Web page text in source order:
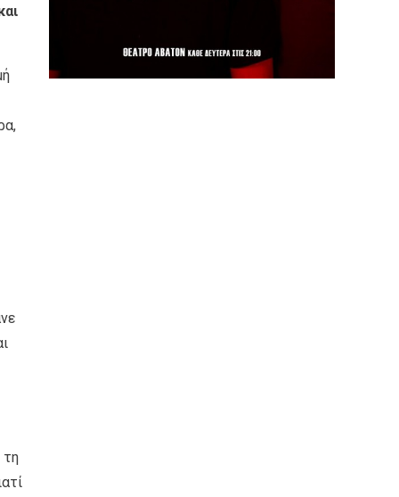
τη